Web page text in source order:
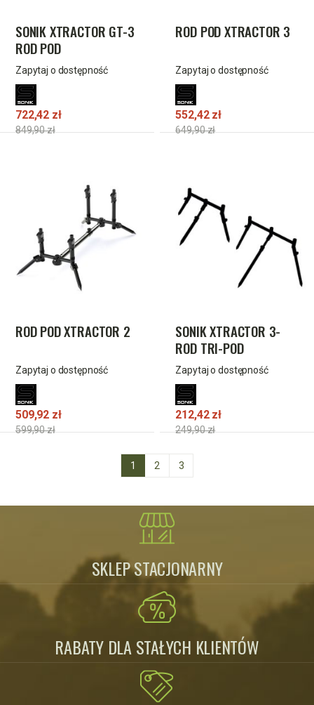
SONIK XTRACTOR GT-3
ROD POD
Zapytaj o dostępność
722,42 zł
849,90 zł
ROD POD XTRACTOR 3
Zapytaj o dostępność
552,42 zł
649,90 zł
ROD POD XTRACTOR 2
Zapytaj o dostępność
509,92 zł
599,90 zł
SONIK XTRACTOR 3-
ROD TRI-POD
Zapytaj o dostępność
212,42 zł
249,90 zł
1 2 3
SKLEP STACJONARNY
RABATY DLA STAŁYCH KLIENTÓW